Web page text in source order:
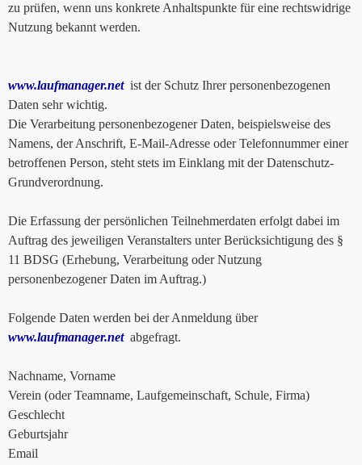
zu prüfen, wenn uns konkrete Anhaltspunkte für eine rechtswidrige
Nutzung bekannt werden.
www.laufmanager.netist der Schutz Ihrer personenbezogenen
Daten sehr wichtig.
Die Verarbeitung personenbezogener Daten, beispielsweise des
Namens, der Anschrift, E-Mail-Adresse oder Telefonnummer einer
betroffenen Person, steht stets im Einklang mit der Datenschutz-
Grundverordnung.
Die Erfassung der persönlichen Teilnehmerdaten erfolgt dabei im
Auftrag des jeweiligen Veranstalters unter Berücksichtigung des §
11 BDSG (Erhebung, Verarbeitung oder Nutzung
personenbezogener Daten im Auftrag.)
Folgende Daten werden bei der Anmeldung über
www.laufmanager.netabgefragt.
Nachname, Vorname
Verein (oder Teamname, Laufgemeinschaft, Schule, Firma)
Geschlecht
Geburtsjahr
Email